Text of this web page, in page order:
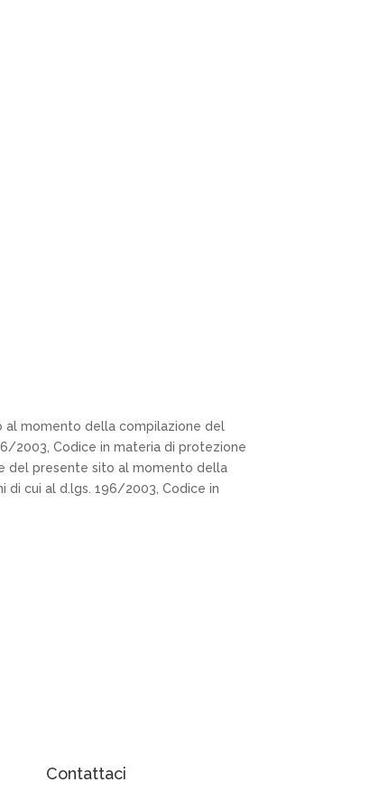
al momento della compilazione del
2003, Codice in materia di protezione
del presente sito al momento della
cui al d.lgs. 196/2003, Codice in
Contattaci